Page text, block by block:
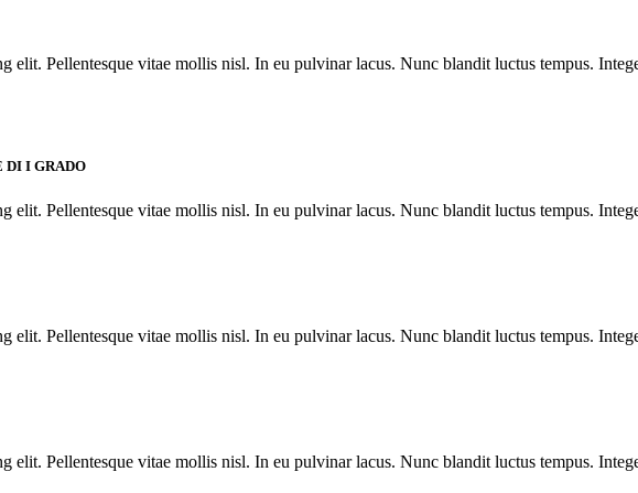
elit. Pellentesque vitae mollis nisl. In eu pulvinar lacus. Nunc blandit luctus tempus.
DI I GRADO
elit. Pellentesque vitae mollis nisl. In eu pulvinar lacus. Nunc blandit luctus tempus.
elit. Pellentesque vitae mollis nisl. In eu pulvinar lacus. Nunc blandit luctus tempus.
elit. Pellentesque vitae mollis nisl. In eu pulvinar lacus. Nunc blandit luctus tempus.